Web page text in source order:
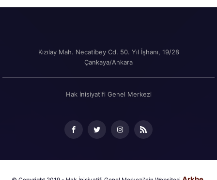
Kızılay Mah. Necatibey Cd. 50. Yıl İşhanı, 19/28
Çankaya/Ankara
Hak İnisiyatifi Genel Merkezi